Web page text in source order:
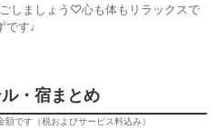
しましょう♡心も体もリラックスで
です♩
・宿まとめ
です（税およびサービス料込み）